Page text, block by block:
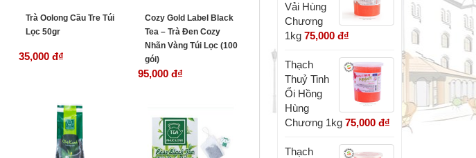
Trà Oolong Cầu Tre Túi
Lọc 50gr
35,000 đ₫
Cozy Gold Label Black
Tea – Trà Đen Cozy
Nhãn Vàng Túi Lọc (100
gói)
95,000 đ₫
Vải Hùng
Chương
1kg 75,000 đ₫
Thạch
Thuỷ Tinh
Ổi Hồng
Hùng
Chương 1kg 75,000 đ₫
Thạch